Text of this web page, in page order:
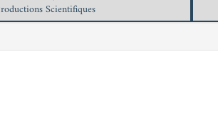
Scientifiques